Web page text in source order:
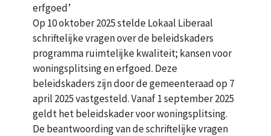
erfgoed’
Op 10 oktober 2025 stelde Lokaal Liberaal
schriftelijke vragen over de beleidskaders
programma ruimtelijke kwaliteit; kansen voor
woningsplitsing en erfgoed. Deze
beleidskaders zijn door de gemeenteraad op 7
april 2025 vastgesteld. Vanaf 1 september 2025
geldt het beleidskader voor woningsplitsing.
De beantwoording van de schriftelijke vragen